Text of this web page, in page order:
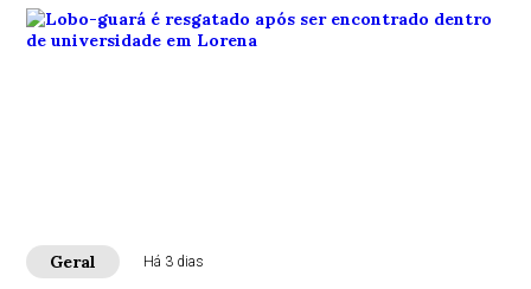
Geral Há 3 dias